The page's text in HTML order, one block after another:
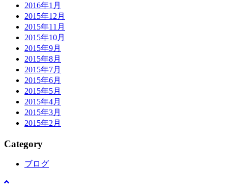
2016年1月
2015年12月
2015年11月
2015年10月
2015年9月
2015年8月
2015年7月
2015年6月
2015年5月
2015年4月
2015年3月
2015年2月
Category
ブログ